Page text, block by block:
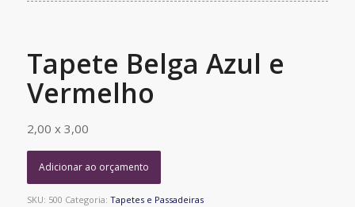
Tapete Belga Azul e
Vermelho
2,00 x 3,00
Adicionar ao orçamento
SKU: 500 Categoria: Tapetes e Passadeiras